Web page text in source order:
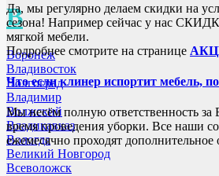
В
Воронеж
Владивосток
Волгоград
Владимир
Волжский
Владикавказ
Вологда
Великий Новгород
Всеволожск
Да, мы регулярно делаем скидки на
сезона! Например сейчас у нас
мягкой мебели.
Подробнее смотрите на странице
Что если клинер испортит мебель,
Мы несём полную ответственность
время проведения уборки. Все наши
ежемесячно проходят дополнительное